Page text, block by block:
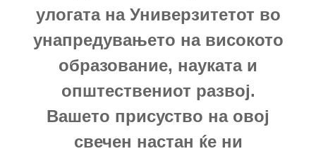
улогата на Универзитетот во
унапредувањето на високото
образование, науката и
општествениот развој.
Вашето присуство на овој
свечен настан ќе ни